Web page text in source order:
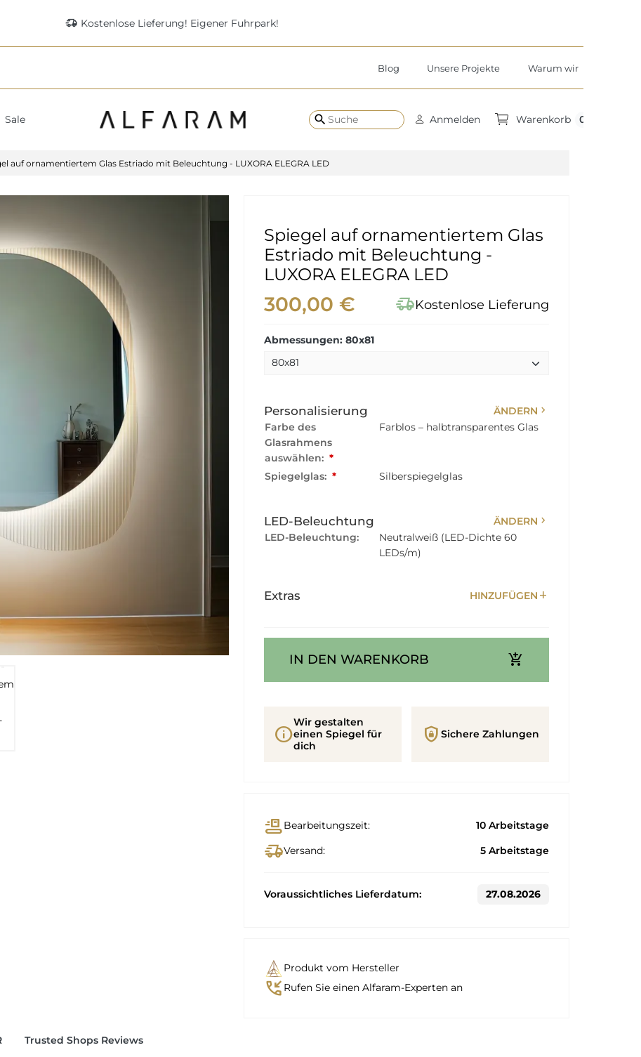
delivery_truck_speed Kostenlose Lieferung! Eigener Fuhrpark!
Blog Unsere Projekte Warum wir
Sale search Anmelden Warenkorb 0
auf ornamentiertem Glas Estriado mit Beleuchtung - LUXORA ELEGRA LED
Spiegel auf ornamentiertem Glas
Estriado mit Beleuchtung -
LUXORA ELEGRA LED
300,00 € delivery_truck_speedKostenlose Lieferung
Abmessungen: 80x81
Personalisierung ÄNDERN chevron_right
Farbe des
Glasrahmens
auswählen: *
Farblos – halbtransparentes Glas
Spiegelglas: * Silberspiegelglas
LED-Beleuchtung ÄNDERN chevron_right
LED-Beleuchtung:
Neutralweiß (LED-Dichte 60
LEDs/m)
Extras HINZUFÜGEN add
IN DEN WARENKORB add_shopping_cart
info
Wir gestalten
einen Spiegel für
dich
shield_lock Sichere Zahlungen
conveyor_beltBearbeitungszeit: 10 Arbeitstage
delivery_truck_speedVersand: 5 Arbeitstage
Voraussichtliches Lieferdatum: 27.08.2026
Produkt vom Hersteller
phone_callback Rufen Sie einen Alfaram-Experten an
Trusted Shops Reviews